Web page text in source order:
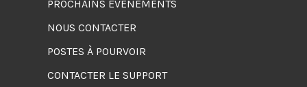
PROCHAINS EVÉNEMENTS
NOUS CONTACTER
POSTES À POURVOIR
CONTACTER LE SUPPORT